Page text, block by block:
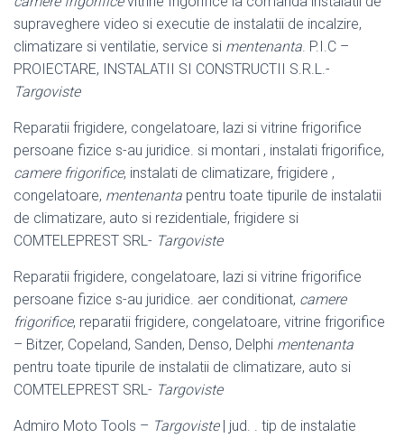
supraveghere video si executie de instalatii de incalzire,
climatizare si ventilatie, service si mentenanta. P.I.C –
PROIECTARE, INSTALATII SI CONSTRUCTII S.R.L.-
Targoviste
Reparatii frigidere, congelatoare, lazi si vitrine frigorifice
persoane fizice s-au juridice. si montari , instalati frigorifice,
camere frigorifice, instalati de climatizare, frigidere ,
congelatoare, mentenanta pentru toate tipurile de instalatii
de climatizare, auto si rezidentiale, frigidere si
COMTELEPREST SRL- Targoviste
Reparatii frigidere, congelatoare, lazi si vitrine frigorifice
persoane fizice s-au juridice. aer conditionat, camere
frigorifice, reparatii frigidere, congelatoare, vitrine frigorifice
– Bitzer, Copeland, Sanden, Denso, Delphi mentenanta
pentru toate tipurile de instalatii de climatizare, auto si
COMTELEPREST SRL- Targoviste
Admiro Moto Tools – Targoviste| jud. . tip de instalatie